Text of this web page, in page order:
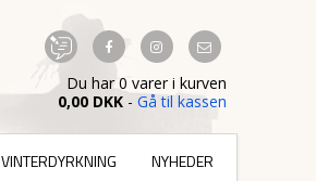
Du har 0 varer i kurven
0,00 DKK- Gå til kassen
VINTERDYRKNING NYHEDER